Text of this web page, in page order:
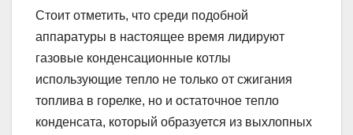
Стоит отметить, что среди подобной
аппаратуры в настоящее время лидируют
газовые конденсационные котлы
использующие тепло не только от сжигания
топлива в горелке, но и остаточное тепло
конденсата, который образуется из выхлопных